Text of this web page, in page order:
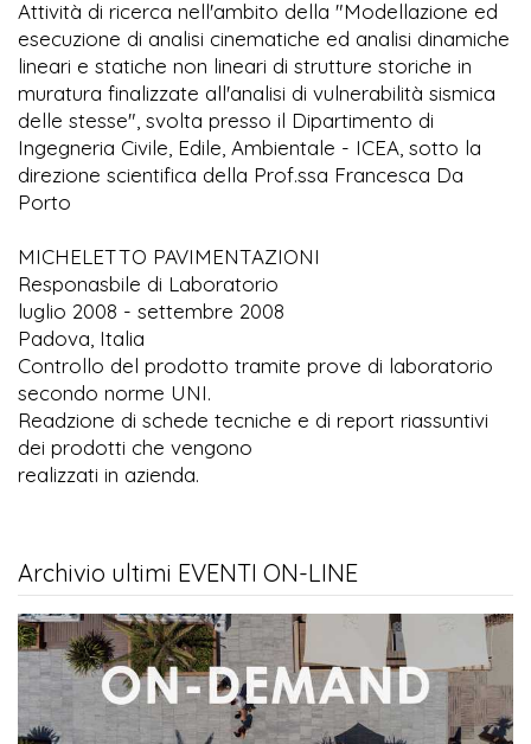
Attività di ricerca nell'ambito della "Modellazione ed
esecuzione di analisi cinematiche ed analisi dinamiche
lineari e statiche non lineari di strutture storiche in
muratura finalizzate all'analisi di vulnerabilità sismica
delle stesse", svolta presso il Dipartimento di
Ingegneria Civile, Edile, Ambientale - ICEA, sotto la
direzione scientifica della Prof.ssa Francesca Da
Porto
MICHELETTO PAVIMENTAZIONI
Responasbile di Laboratorio
luglio 2008 - settembre 2008
Padova, Italia
Controllo del prodotto tramite prove di laboratorio
secondo norme UNI.
Readzione di schede tecniche e di report riassuntivi
dei prodotti che vengono
realizzati in azienda.
Archivio ultimi EVENTI ON-LINE